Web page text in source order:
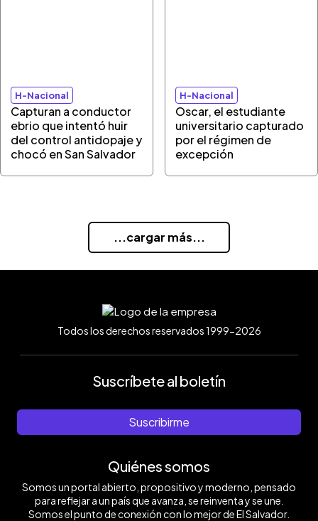
H-Nacional
Capturan a conductor
ebrio que intentó huir
del control antidopaje y
chocó en San Salvador
H-Nacional
Oscar, el estudiante
universitario capturado
por el régimen de
excepción
...cargar más...
Todos los derechos reservados 1999-2026
Suscríbete al boletín
Suscribirme
Quiénes somos
Somos un portal abierto, propositivo y moderno, pensado
para reflejar a un país que avanza, se reinventa y se une.
Somos el punto de conexión con lo mejor de El Salvador.